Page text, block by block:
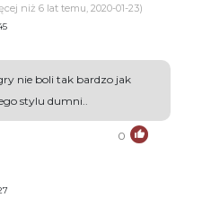
niż 6 lat temu, 2020-01-23)
nie boli tak bardzo jak
stylu dumni..
0